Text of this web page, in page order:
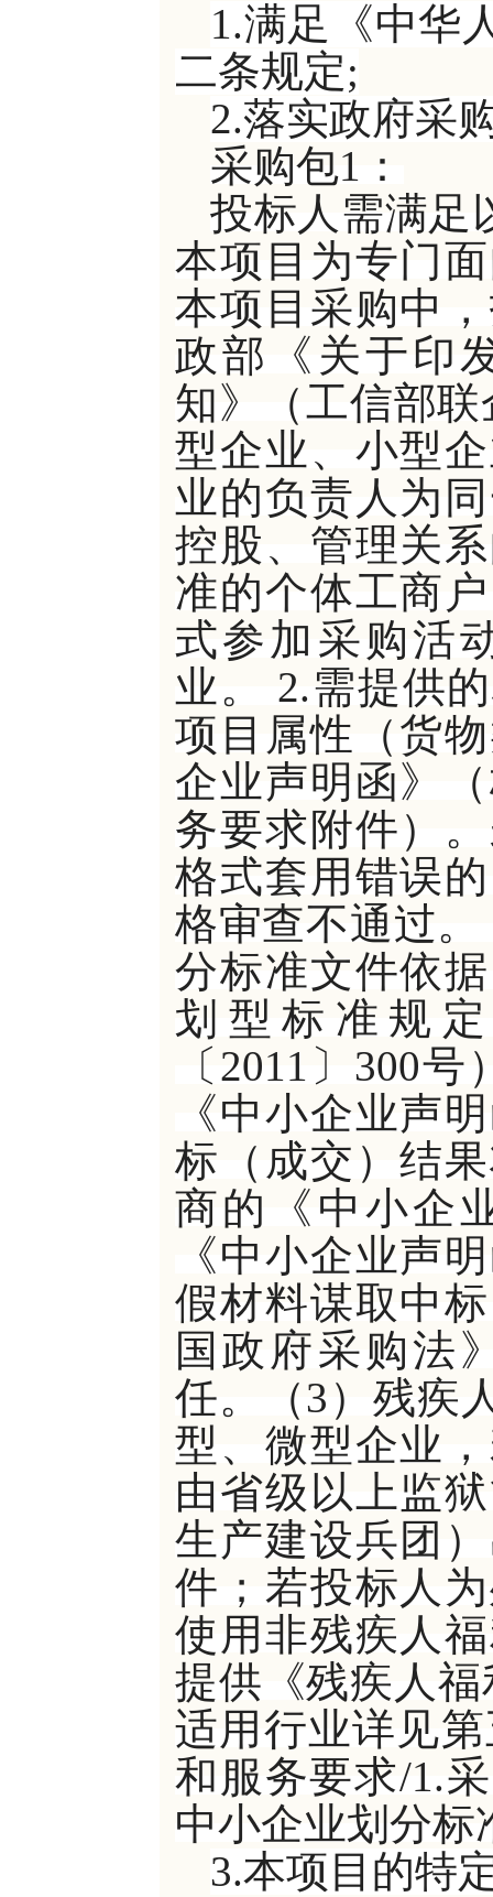
1.满足《中华
二条规定;
2.落实政府采
采购包1：
投标人需满足
本项目为专门
本项目采购中
政部《关于印
知》（工信部联
型企业、小型
业的负责人为
控股、管理关
准的个体工商
式参加采购活
业。 2.需提供
项目属性（货
企业声明函》
务要求附件）
格式套用错误
格审查不通过
分标准文件依
划型标准规
〔2011〕300
《中小企业声
标（成交）结
商的《中小企
《中小企业声
假材料谋取中
国政府采购法
任。（3）残疾
型、微型企业
由省级以上监
生产建设兵团
件；若投标人
使用非残疾人
提供《残疾人
适用行业详见
和服务要求/1.
中小企业划分标
3.本项目的特